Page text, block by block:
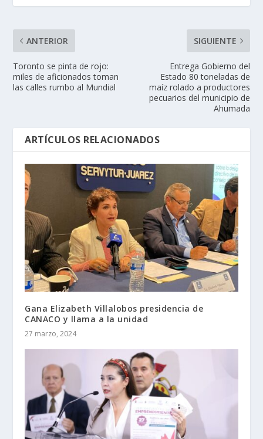
ANTERIOR
Toronto se pinta de rojo:
miles de aficionados toman
las calles rumbo al Mundial
SIGUIENTE
Entrega Gobierno del
Estado 80 toneladas de
maíz rolado a productores
pecuarios del municipio de
Ahumada
ARTÍCULOS RELACIONADOS
Gana Elizabeth Villalobos presidencia de
CANACO y llama a la unidad
27 marzo, 2024